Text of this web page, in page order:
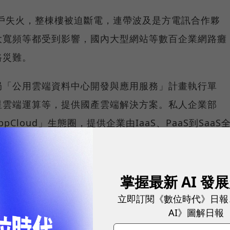
火，整棟樓被迫斷電，連帶波及是方電訊合作夥
頻等都受到影響，國內大型網站等數百企業網路癱
難。
公用雲端資料中心開發與應用服務」計畫執行單
端運算等，提供國產雲端解決方案。私人企業部
」生態圈，提供企業由IaaS、PaaS到SaaS
遲未上雲端的主要痛點在於：資料安全性、效能
量。
掌握最新 AI 發
立即訂閱《數位時代》日
AI》圖解日報